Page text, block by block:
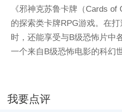
《邪神克苏鲁卡牌（Cards
的探索类卡牌RPG游戏。在
时，还能享受与B级恐怖片中
一个来自B级恐怖电影的科幻
邪神卡牌，构建一套属于你
绑架了的女朋友吧。
我要点评